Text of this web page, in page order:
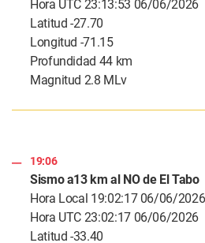
Hora UTC 23:13:53 06/06/2026
Latitud -27.70
Longitud -71.15
Profundidad 44 km
Magnitud 2.8 MLv
19:06
Sismo a13 km al NO de El Tabo
Hora Local 19:02:17 06/06/2026
Hora UTC 23:02:17 06/06/2026
Latitud -33.40